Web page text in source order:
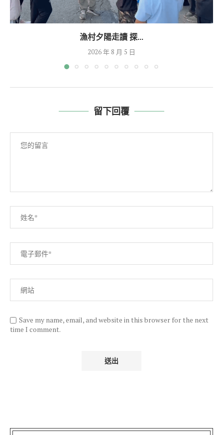
漁村夕陽走讀 探...
2026 年 8 月 5 日
留下回覆
Save my name, email, and website in this browser for the next
time I comment.